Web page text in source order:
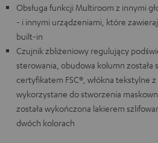
Obsługa funkcji Multiroom z innymi
- i innymi urządzeniami, które
built-in
Czujnik zbliżeniowy regulujący
sterowania, obudowa kolumn została
certyfikatem FSC®, włókna tekstylne
wykorzystane do stworzenia
została wykończona lakierem
dwóch kolorach